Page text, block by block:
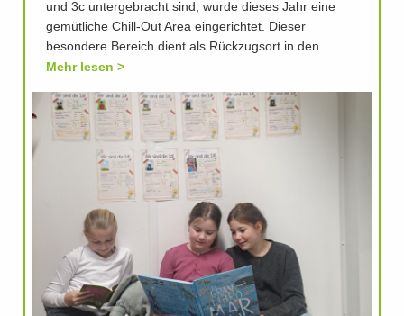
und 3c untergebracht sind, wurde dieses Jahr eine
gemütliche Chill-Out Area eingerichtet. Dieser
besondere Bereich dient als Rückzugsort in den…
Mehr lesen